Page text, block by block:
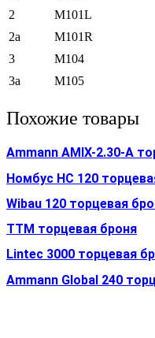
2
M101L
2a
M101R
3
M104
3a
M105
Похожие товары
Ammann AMIX-2.30-A
Номбус HC 120
Wibau 120 торцевая
TTM торцевая броня
Lintec 3000 торцевая
Ammann Global 240